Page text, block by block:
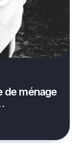
de ménage